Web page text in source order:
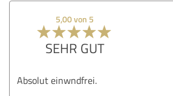
5,00 von 5
SEHR GUT
Absolut einwndfrei.